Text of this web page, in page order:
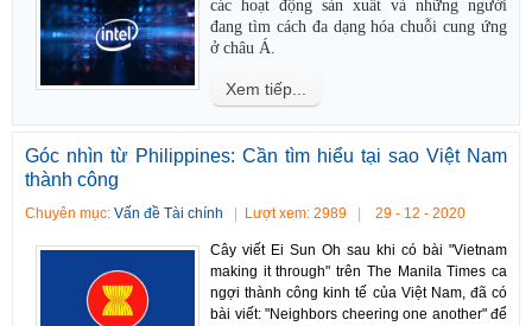
các hoạt động sản xuất và những người
đang tìm cách đa dạng hóa chuỗi cung ứng
ở châu Á.
Xem tiếp...
Góc nhìn từ Philippines: Cần tìm hiểu tại sao Việt Nam
thành công
Chuyên mục: Vấn đề Tài chính Lượt xem: 2989 29 - 12 - 2020
Cây viết Ei Sun Oh sau khi có bài "Vietnam
making it through" trên The Manila Times ca
ngợi thành công kinh tế của Việt Nam, đã có
bài viết: "Neighbors cheering one another" để